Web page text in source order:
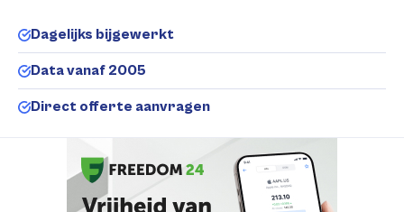
Dagelijks bijgewerkt
Data vanaf 2005
Direct offerte aanvragen